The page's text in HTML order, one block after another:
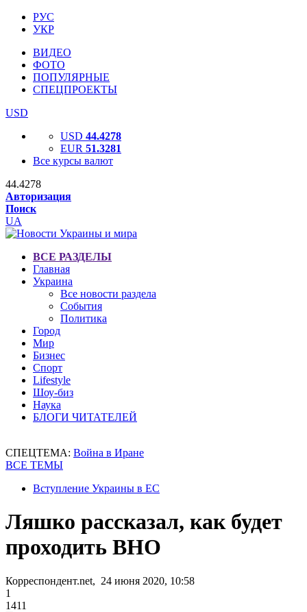
РУС
УКР
ВИДЕО
ФОТО
ПОПУЛЯРНЫЕ
СПЕЦПРОЕКТЫ
USD
USD 44.4278
EUR 51.3281
Все курсы валют
44.4278
Авторизация
Поиск
UA
ВСЕ РАЗДЕЛЫ
Главная
Украина
Все новости раздела
События
Политика
Город
Мир
Бизнес
Спорт
Lifestyle
Шоу-биз
Наука
БЛОГИ ЧИТАТЕЛЕЙ
СПЕЦТЕМА: Война в Иране
ВСЕ ТЕМЫ
Вступление Украины в ЕС
Ляшко рассказал, как будет
проходить ВНО
Корреспондент.net, 24 июня 2020, 10:58
1
1411